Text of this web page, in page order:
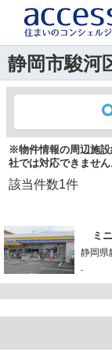
静岡市駿河
※物件情報の周辺施
社では対応できません
該当件数1件
ミ
静岡県
-